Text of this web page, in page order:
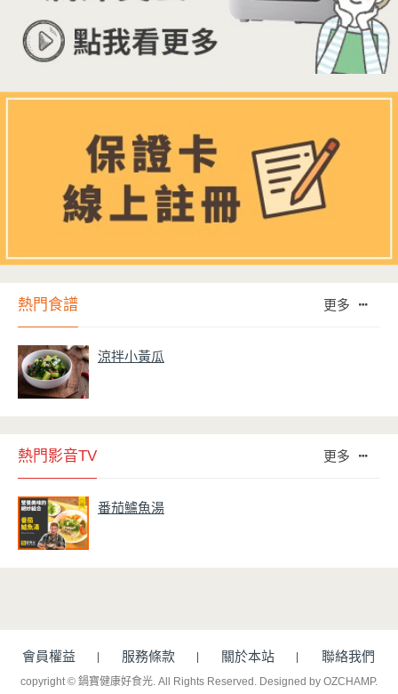
熱門食譜 更多
涼拌小黃瓜
熱門影音TV 更多
番茄鱸魚湯
會員權益 服務條款 關於本站 聯絡我們
copyright © 鍋寶健康好食光. All Rights Reserved. Designed by OZCHAMP.